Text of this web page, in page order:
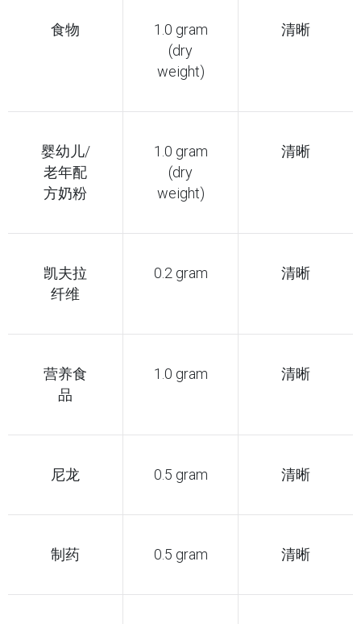
食物
1.0 gram
(dry
weight)
清晰
婴幼儿/
老年配
方奶粉
1.0 gram
(dry
weight)
清晰
凯夫拉
纤维
0.2 gram 清晰
营养食
品
1.0 gram 清晰
尼龙 0.5 gram 清晰
制药 0.5 gram 清晰